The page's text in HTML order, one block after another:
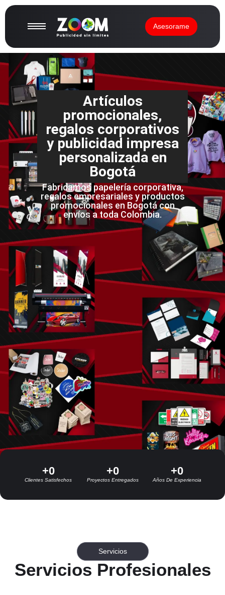
Asesorame
Artículos
promocionales,
regalos corporativos
y publicidad impresa
personalizada en
Bogotá
Fabricamos papelería corporativa,
regalos empresariales y productos
promocionales en Bogotá con
envíos a toda Colombia.
Clientes Satisfechos
+0
Proyectos Entregados
+0
Años De Experiencia
+0
Servicios
Servicios Profesionales